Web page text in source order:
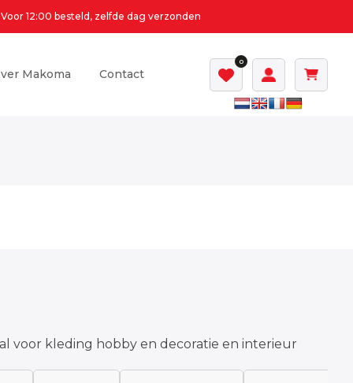
Voor 12:00 besteld, zelfde dag verzonden
Makoma Contact
0
voor kleding hobby en decoratie en interieur